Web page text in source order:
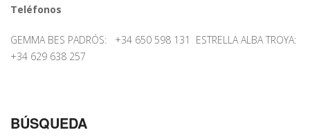
Teléfonos
GEMMA BES PADRÓS: +34 650 598 131 ESTRELLA ALBA TROYA:
+34 629 638 257
BÚSQUEDA